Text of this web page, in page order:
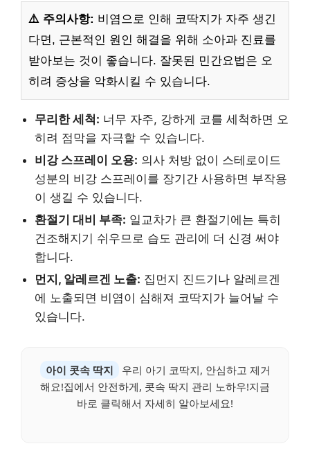
⚠️ 주의사항: 비염으로 인해 코딱지가 자주 생긴
다면, 근본적인 원인 해결을 위해 소아과 진료를
받아보는 것이 좋습니다. 잘못된 민간요법은 오
히려 증상을 악화시킬 수 있습니다.
무리한 세척: 너무 자주, 강하게 코를 세척하면 오
히려 점막을 자극할 수 있습니다.
비강 스프레이 오용: 의사 처방 없이 스테로이드
성분의 비강 스프레이를 장기간 사용하면 부작용
이 생길 수 있습니다.
환절기 대비 부족: 일교차가 큰 환절기에는 특히
건조해지기 쉬우므로 습도 관리에 더 신경 써야
합니다.
먼지, 알레르겐 노출: 집먼지 진드기나 알레르겐
에 노출되면 비염이 심해져 코딱지가 늘어날 수
있습니다.
아이 콧속 딱지
우리 아기 코딱지, 안심하고 제거
해요!집에서 안전하게, 콧속 딱지 관리 노하우!지금
바로 클릭해서 자세히 알아보세요!